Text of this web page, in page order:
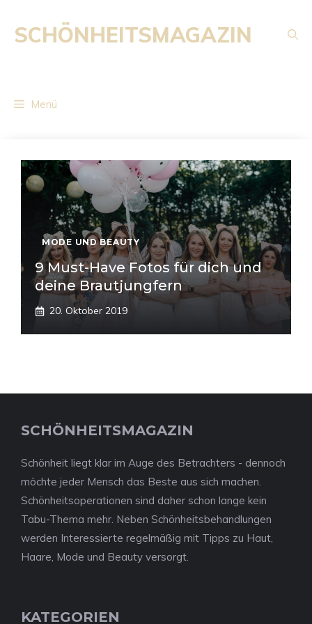
Inhalt
springen
SCHÖNHEITSMAGAZIN
Menü
MODE UND BEAUTY
9 Must-Have Fotos für dich und
deine Brautjungfern
20. Oktober 2019
SCHÖNHEITSMAGAZIN
Schönheit liegt klar im Auge des Betrachters - dennoch
möchte jeder Mensch das Beste aus sich machen.
Schönheitsoperationen sind daher schon lange kein
Tabu-Thema mehr. Neben Schönheitsbehandlungen
werden Interessierte regelmäßig mit Tipps zu Haut,
Haare, Mode und Beauty versorgt.
KATEGORIEN